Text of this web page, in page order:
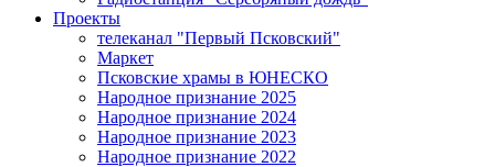
Проекты
телеканал "Первый Псковский"
Маркет
Псковские храмы в ЮНЕСКО
Народное признание 2025
Народное признание 2024
Народное признание 2023
Народное признание 2022